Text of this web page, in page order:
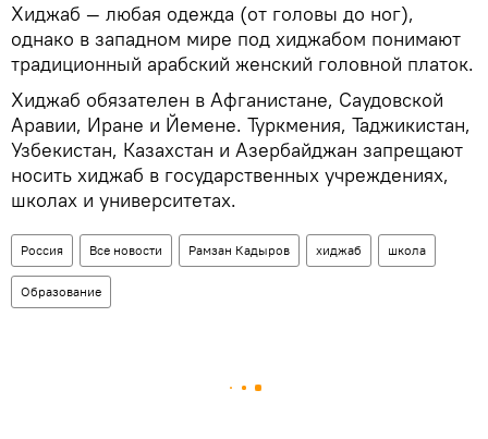
Хиджаб — любая одежда (от головы до ног),
однако в западном мире под хиджабом понимают
традиционный арабский женский головной платок.
Хиджаб обязателен в Афганистане, Саудовской
Аравии, Иране и Йемене. Туркмения, Таджикистан,
Узбекистан, Казахстан и Азербайджан запрещают
носить хиджаб в государственных учреждениях,
школах и университетах.
Россия Все новости Рамзан Кадыров хиджаб школа
Образование